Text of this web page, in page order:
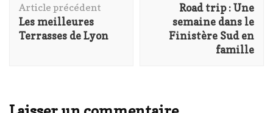
Article précédent
Les meilleures
Terrasses de Lyon
Road trip : Une
semaine dans le
Finistère Sud en
famille